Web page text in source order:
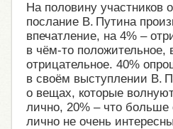
На половину участников
послание В. Путина
впечатление, на 4% –
в чём-то положительное,
отрицательное. 40%
в своём выступлении В.
о вещах, которые
лично, 20% – что
лично не очень